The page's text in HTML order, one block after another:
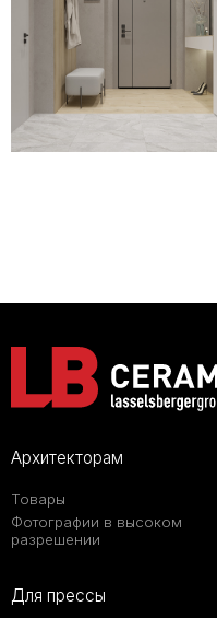
Архитекторам
Товары
Фотографии в высоком
разрешении
Для прессы